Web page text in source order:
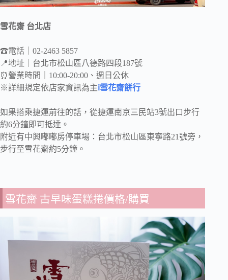
雪花齋 台北店
☎電話｜02-2463 5857
📍地址｜台北市松山區八德路四段187號
⏰營業時間｜10:00-20:00、週日公休
※詳細規定依店家資訊為主ℹ雪花齋餅行
如果搭乘捷運前往的話，從捷運南京三民站3號出口步行
約6分鐘即可抵達。
附近有中興嘟嘟房停車場：台北市松山區東寧路21號旁，
步行至雪花齋約5分鐘。
雪花齋 古早味蛋糕捲價格/購買